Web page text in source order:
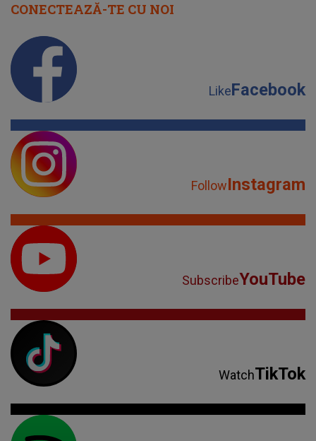
CONECTEAZĂ-TE CU NOI
LikeFacebook
FollowInstagram
SubscribeYouTube
WatchTikTok